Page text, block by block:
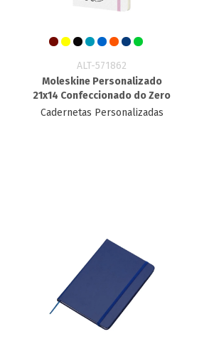
ALT-571862
Moleskine Personalizado
21x14 Confeccionado do Zero
Cadernetas Personalizadas